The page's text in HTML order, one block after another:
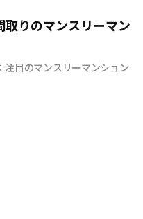
多数あります。当社のマ
ト・Wi-Fi無料の使い放
撮影し公開。お気軽に
りのマンスリーマン
目のマンスリーマンション